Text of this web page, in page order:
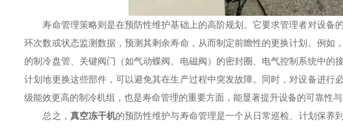
寿命管理策略则是在预防性维护基础上的高阶规划。它要求管理者对设备
环次数或状态监测数据，预测其剩余寿命，从而制定前瞻性的更换计划。例如
的制冷盘管、关键阀门（如气动蝶阀、电磁阀）的密封圈、电气控制系统中的
计划地更换这些部件，可以避免其在生产过程中突发故障。同时，对设备进行
级能效更高的制冷机组，也是寿命管理的重要方面，能显著提升设备的可靠性与
总之， 真空冻干机的预防性维护与寿命管理是一个从日常巡检、计划保养